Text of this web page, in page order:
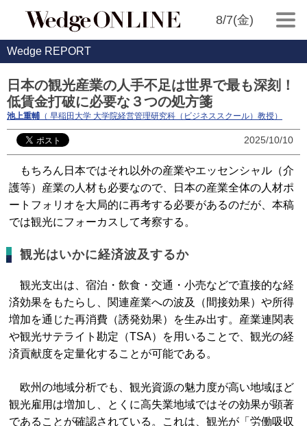
8/7(金)
Wedge REPORT
日本の観光産業の人手不足は世界で最も深刻！
低賃金打破に必要な３つの処方箋
池上重輔 （ 早稲田大学 大学院経営管理研究科（ビジネススクール）教授）
2025/10/10
もちろん日本ではそれ以外の産業やエッセンシャル（介
護等）産業の人材も必要なので、日本の産業全体の人材ポ
ートフォリオを大局的に再考する必要があるのだが、本稿
では観光にフォーカスして考察する。
観光はいかに経済波及するか
観光支出は、宿泊・飲食・交通・小売などで直接的な経
済効果をもたらし、関連産業への波及（間接効果）や所得
増加を通じた再消費（誘発効果）を生み出す。産業連関表
や観光サテライト勘定（TSA）を用いることで、観光の経
済貢献度を定量化することが可能である。
欧州の地域分析でも、観光資源の魅力度が高い地域ほど
観光雇用は増加し、とくに高失業地域ではその効果が顕著
であることが確認されている。これは、観光が「労働吸収